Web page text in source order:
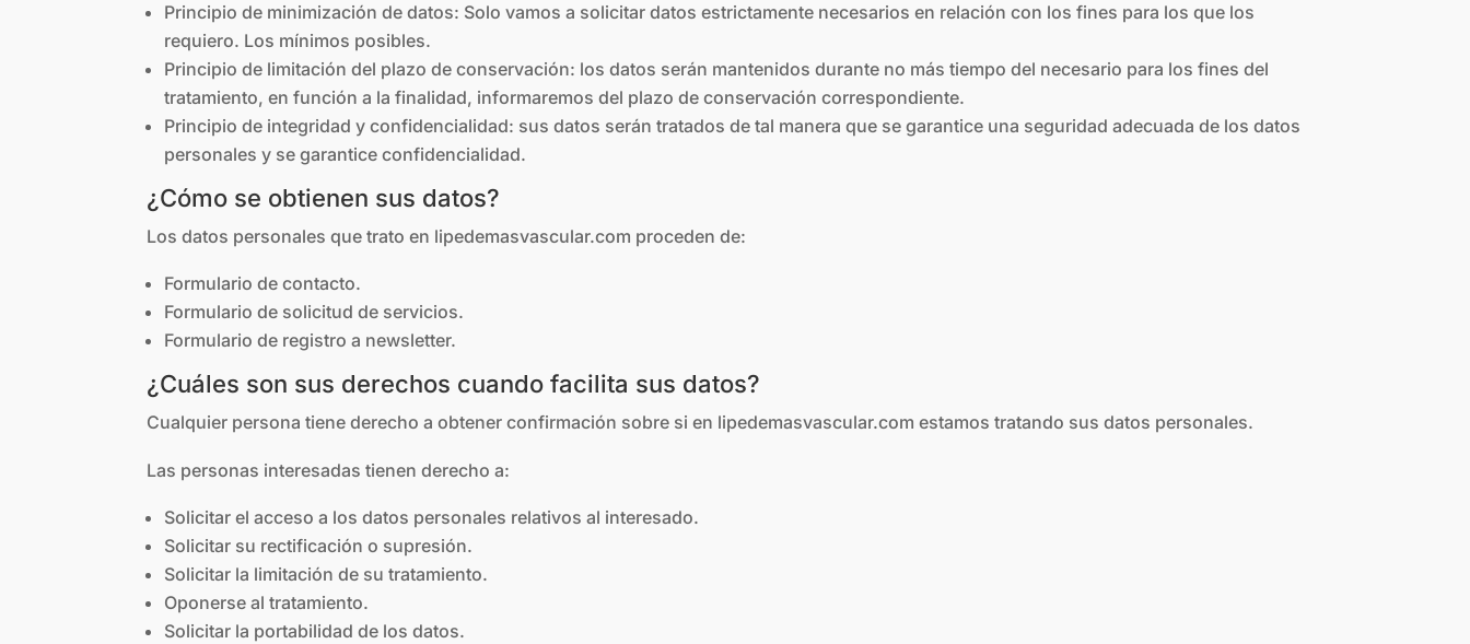
Principio de minimización de datos: Solo vamos a solicitar datos estrictamente necesarios en relación con los fines para los que los
requiero. Los mínimos posibles.
Principio de limitación del plazo de conservación: los datos serán mantenidos durante no más tiempo del necesario para los fines del
tratamiento, en función a la finalidad, informaremos del plazo de conservación correspondiente.
Principio de integridad y confidencialidad: sus datos serán tratados de tal manera que se garantice una seguridad adecuada de los datos
personales y se garantice confidencialidad.
¿Cómo se obtienen sus datos?
Los datos personales que trato en lipedemasvascular.com proceden de:
Formulario de contacto.
Formulario de solicitud de servicios.
Formulario de registro a newsletter.
¿Cuáles son sus derechos cuando facilita sus datos?
Cualquier persona tiene derecho a obtener confirmación sobre si en lipedemasvascular.com estamos tratando sus datos personales.
Las personas interesadas tienen derecho a:
Solicitar el acceso a los datos personales relativos al interesado.
Solicitar su rectificación o supresión.
Solicitar la limitación de su tratamiento.
Oponerse al tratamiento.
Solicitar la portabilidad de los datos.